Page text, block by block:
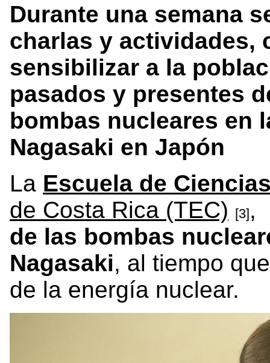
Durante una semana
charlas y actividades,
sensibilizar a la
pasados y presentes
bombas nucleares en
Nagasaki en Japón
La Escuela de
de Costa Rica (TEC) [3],
de las bombas
Nagasaki, al tiempo
de la energía nuclear.